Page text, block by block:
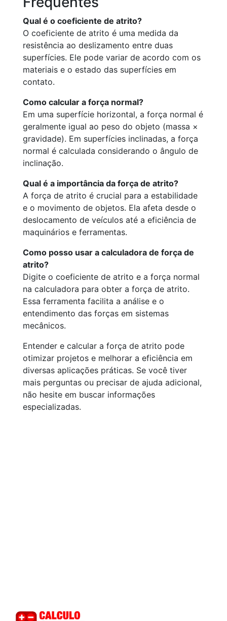
Qual é o coeficiente de atrito?
O coeficiente de atrito é uma medida da
resistência ao deslizamento entre duas
superfícies. Ele pode variar de acordo com os
materiais e o estado das superfícies em
contato.
Como calcular a força normal?
Em uma superfície horizontal, a força normal é
geralmente igual ao peso do objeto (massa ×
gravidade). Em superfícies inclinadas, a força
normal é calculada considerando o ângulo de
inclinação.
Qual é a importância da força de atrito?
A força de atrito é crucial para a estabilidade
e o movimento de objetos. Ela afeta desde o
deslocamento de veículos até a eficiência de
maquinários e ferramentas.
Como posso usar a calculadora de força de
atrito?
Digite o coeficiente de atrito e a força normal
na calculadora para obter a força de atrito.
Essa ferramenta facilita a análise e o
entendimento das forças em sistemas
mecânicos.
Entender e calcular a força de atrito pode
otimizar projetos e melhorar a eficiência em
diversas aplicações práticas. Se você tiver
mais perguntas ou precisar de ajuda adicional,
não hesite em buscar informações
especializadas.